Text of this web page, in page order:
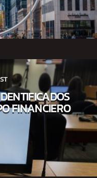
FINANCIERO